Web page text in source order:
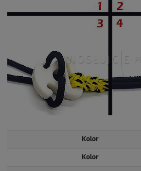
Kolor
Kolor